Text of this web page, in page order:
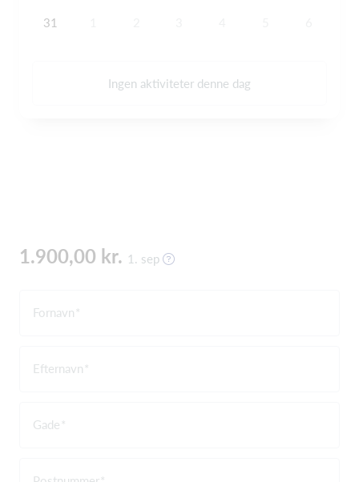
31
Ingen aktiviteter denne dag
1.900,00 kr. 1. sep
Fornavn
Efternavn
Gade